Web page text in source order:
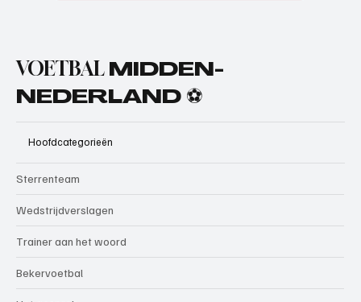
VOETBAL MIDDEN-
NEDERLAND ⚽
Hoofdcategorieën
Sterrenteam
Wedstrijdverslagen
Trainer aan het woord
Bekervoetbal